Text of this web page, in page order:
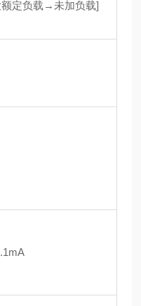
额定负载→未加负载]